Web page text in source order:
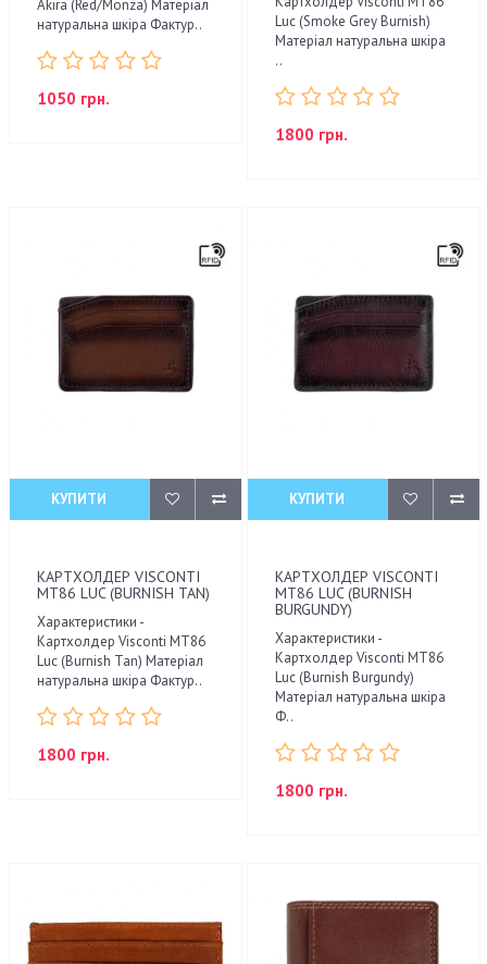
Akira (Red/Monza) Матеріал
натуральна шкіра Фактур..
1050 грн.
Luc (Smoke Grey Burnish)
Матеріал натуральна шкіра
..
1800 грн.
КУПИТИ
КАРТХОЛДЕР VISCONTI
MT86 LUC (BURNISH TAN)
Характеристики -
Картхолдер Visconti MT86
Luc (Burnish Tan) Матеріал
натуральна шкіра Фактур..
1800 грн.
КУПИТИ
КАРТХОЛДЕР VISCONTI
MT86 LUC (BURNISH
BURGUNDY)
Характеристики -
Картхолдер Visconti MT86
Luc (Burnish Burgundy)
Матеріал натуральна шкіра
Ф..
1800 грн.